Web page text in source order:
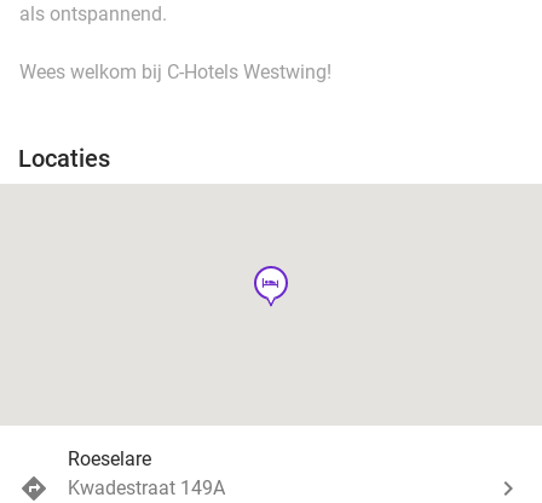
als ontspannend.
Wees welkom bij C-Hotels Westwing!
Locaties
hotel
Roeselare
Kwadestraat 149A